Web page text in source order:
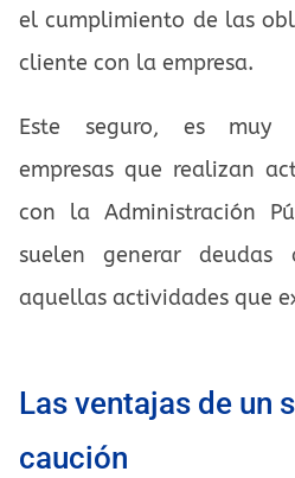
el cumplimiento de las
cliente con la empresa.
Este seguro, es muy
empresas que realizan
con la Administración
suelen generar deudas
aquellas actividades que
Las ventajas de un
caución